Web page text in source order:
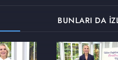
BUNLARI DA